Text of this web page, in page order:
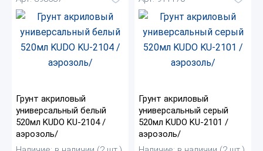
Грунт акриловый
универсальный белый
520мл KUDO KU-2104 /
аэрозоль/
Грунт акриловый
универсальный серый
520мл KUDO KU-2101 /
аэрозоль/